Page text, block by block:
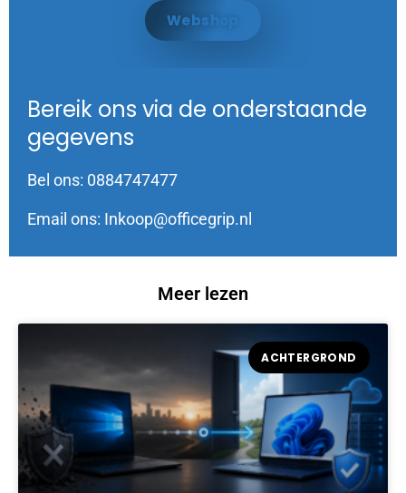
Webshop
Bereik ons via de onderstaande
gegevens
Bel ons: 0884747477
Email ons: Inkoop@officegrip.nl
Meer lezen
ACHTERGROND